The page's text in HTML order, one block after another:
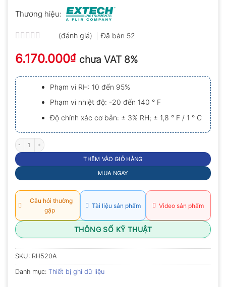
Thương hiệu:
xếp
hạng
5
sao
(đánh giá) Đã bán 52
6.170.000₫ chưa VAT 8%
Phạm vi RH: 10 đến 95%
Phạm vi nhiệt độ: -20 đến 140 ° F
Độ chính xác cơ bản: ± 3% RH; ± 1,8 ° F / 1 ° C
Máy ghi biểu đồ nhiệt độ độ ẩm Extech RH520 số lượng
THÊM VÀO GIỎ HÀNG
MUA NGAY
Câu hỏi thường
gặp
Tài liệu sản phẩm Video sản phẩm
THÔNG SỐ KỸ THUẬT
SKU: RH520A
Danh mục: Thiết bị ghi dữ liệu